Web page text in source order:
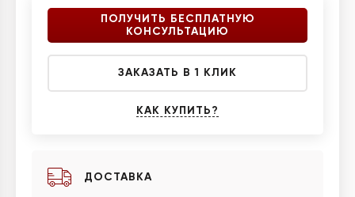
ПОЛУЧИТЬ БЕСПЛАТНУЮ
КОНСУЛЬТАЦИЮ
ЗАКАЗАТЬ В 1 КЛИК
КАК КУПИТЬ?
ДОСТАВКА